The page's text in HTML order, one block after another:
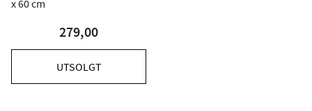
x 60 cm
279,00
UTSOLGT